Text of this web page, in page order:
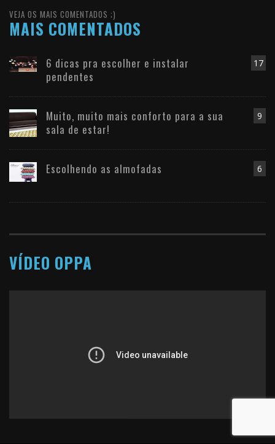
VEJA OS MAIS COMENTADOS ;)
MAIS COMENTADOS
17
6 dicas pra escolher e instalar
pendentes
9
Muito, muito mais conforto para a sua
sala de estar!
6
Escolhendo as almofadas
VÍDEO OPPA